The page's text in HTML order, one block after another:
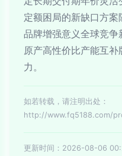
定额困局的新缺口方
品牌增强意义全球竞
原产高性价比产能互
力。
如若转载，请注明出处：
http://www.fq5188.com/
更新时间：2026-08-06